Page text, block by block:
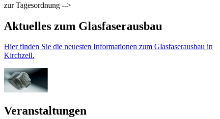
zur Tagesordnung -->
Aktuelles zum Glasfaserausbau
Hier finden Sie die neuesten Informationen zum Glasfaserausbau in
Kirchzell.
Veranstaltungen